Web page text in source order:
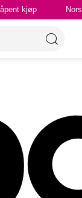
åpent kjøp